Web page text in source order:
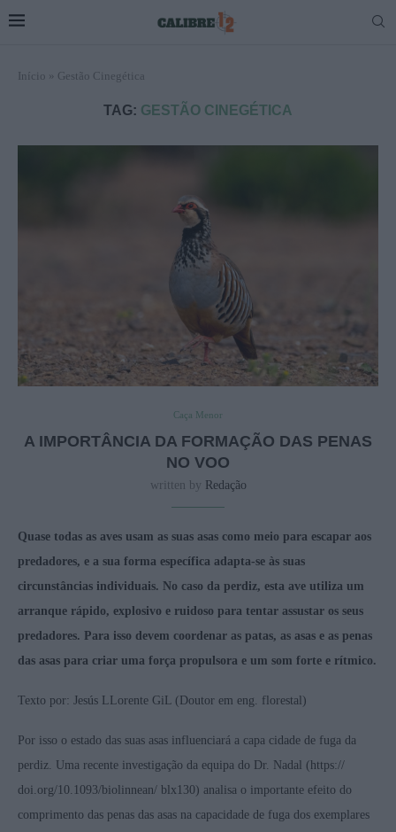
Início » Gestão Cinegética
TAG: GESTÃO CINEGÉTICA
Caça Menor
A IMPORTÂNCIA DA FORMAÇÃO DAS PENAS
NO VOO
written by Redação
Quase todas as aves usam as suas asas como meio para escapar aos
predadores, e a sua forma específica adapta-se às suas
circunstâncias individuais. No caso da perdiz, esta ave utiliza um
arranque rápido, explosivo e ruidoso para tentar assustar os seus
predadores. Para isso devem coordenar as patas, as asas e as penas
das asas para criar uma força propulsora e um som forte e rítmico.
Texto por: Jesús LLorente GiL (Doutor em eng. florestal)
Por isso o estado das suas asas influenciará a capa cidade de fuga da
perdiz. Uma recente investigação da equipa do Dr. Nadal (https://
doi.org/10.1093/biolinnean/ blx130) analisa o importante efeito do
comprimento das penas das asas na capacidade de fuga dos exemplares